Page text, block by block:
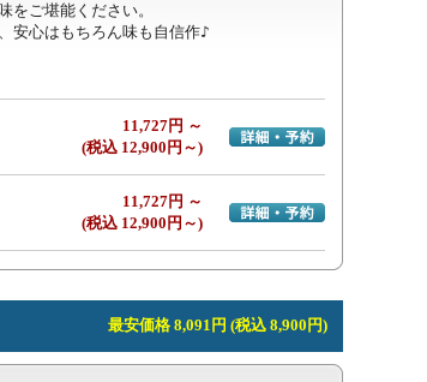
をご堪能ください。
安心はもちろん味も自信作♪
11,727円 ～
(税込 12,900円～)
詳細・予約へ
11,727円 ～
(税込 12,900円～)
詳細・予約へ
最安価格 8,091円 (税込 8,900円)